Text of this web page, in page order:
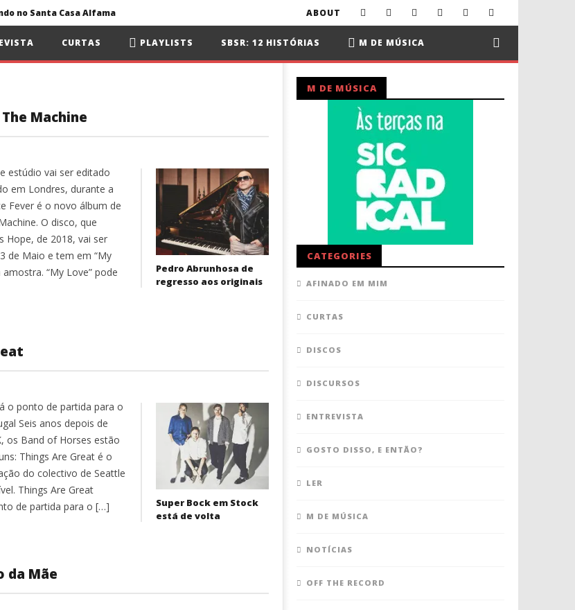
no Santa Casa Alfama
no Rock Nordeste
ABOUT
CURTAS PLAYLISTS SBSR: 12 HISTÓRIAS M DE MÚSICA
Machine
estúdio vai ser editado
em Londres, durante a
Fever é o novo álbum de
O disco, que
Hope, de 2018, vai ser
de Maio e tem em “My
“My Love” pode
Pedro Abrunhosa de
regresso aos originais
o ponto de partida para o
Seis anos depois de
os Band of Horses estão
Things Are Great é o
do colectivo de Seattle
Things Are Great
de partida para o […]
Super Bock em Stock
está de volta
da Mãe
M DE MÚSICA
CATEGORIES
AFINADO EM MIM
CURTAS
DISCOS
DISCURSOS
ENTREVISTA
GOSTO DISSO, E ENTÃO?
LER
M DE MÚSICA
NOTÍCIAS
OFF THE RECORD